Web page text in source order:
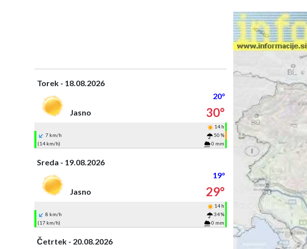
Torek - 18.08.2026
20°
Jasno
30°
14 h
7 km/h
50 %
(14 km/h)
0 mm
Sreda - 19.08.2026
19°
Jasno
29°
14 h
8 km/h
34 %
(17 km/h)
0 mm
Četrtek - 20.08.2026